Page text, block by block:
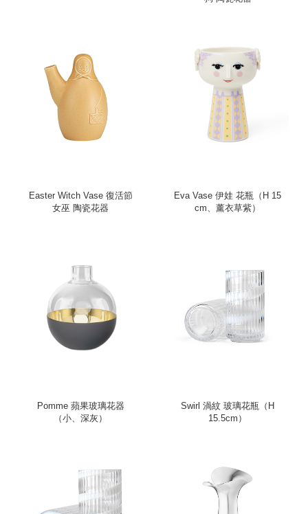
Easter Witch Vase 復活節
女巫 陶瓷花器
Eva Vase 伊娃 花瓶（H 15
cm、薰衣草紫）
Pomme 蘋果玻璃花器
（小、深灰）
Swirl 渦紋 玻璃花瓶（H
15.5cm）